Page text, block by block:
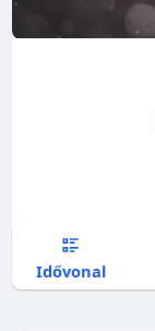
Idővonal